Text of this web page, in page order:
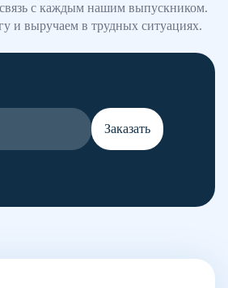
с каждым нашим выпускником.
и выручаем в трудных ситуациях.
Заказать